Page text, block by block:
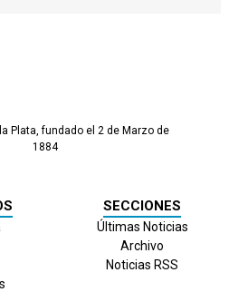
Plata, fundado el 2 de Marzo de
1884
SECCIONES
Últimas Noticias
Archivo
Noticias RSS